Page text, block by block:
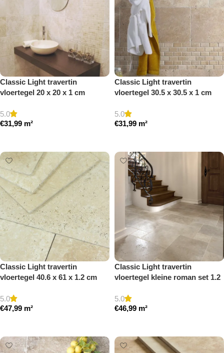
Classic Light travertin
vloertegel 20 x 20 x 1 cm
5.0
€31,99 m²
Classic Light travertin
vloertegel 30.5 x 30.5 x 1 cm
5.0
€31,99 m²
Classic Light travertin
vloertegel 40.6 x 61 x 1.2 cm
5.0
€47,99 m²
Classic Light travertin
vloertegel kleine roman set 1.2
5.0
€46,99 m²